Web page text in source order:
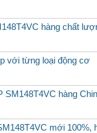
hàng chất
với từng loại động cơ
hàng
mới